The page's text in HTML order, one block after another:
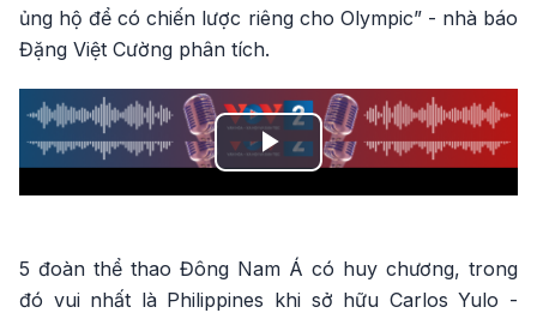
ủng hộ để có chiến lược riêng cho Olympic” - nhà báo
Đặng Việt Cường phân tích.
Play
5 đoàn thể thao Đông Nam Á có huy chương, trong
đó vui nhất là Philippines khi sở hữu Carlos Yulo -